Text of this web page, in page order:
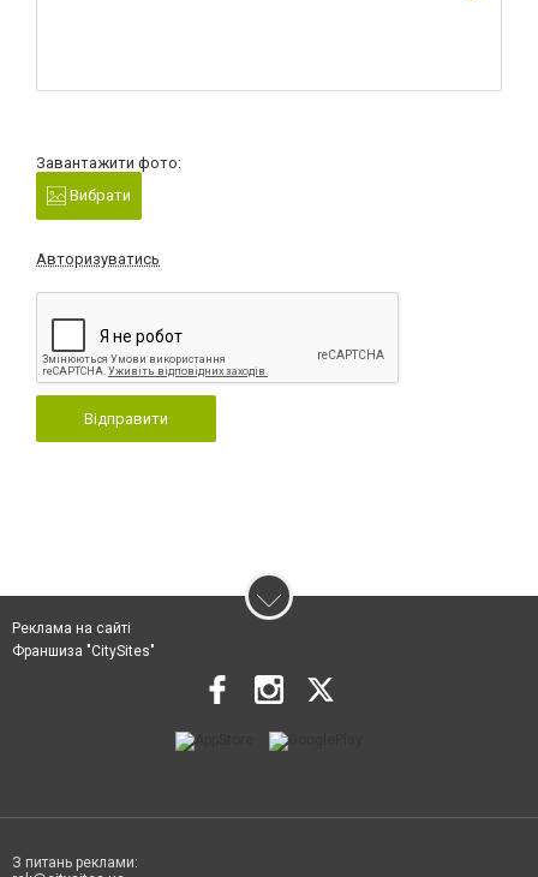
Завантажити фото:
Вибрати
Авторизуватись
Відправити
Реклама на сайті
Франшиза "CitySites"
З питань реклами: